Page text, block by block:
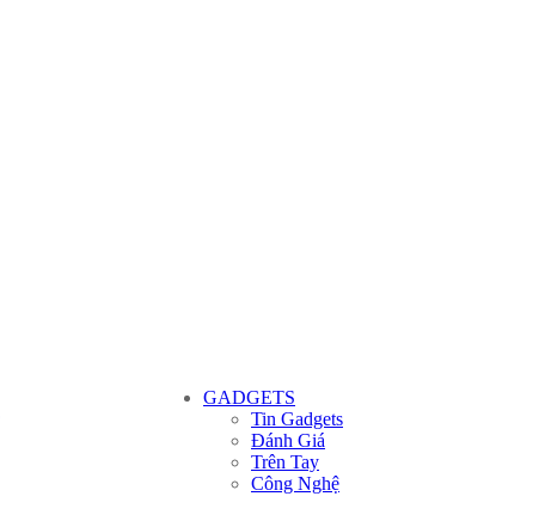
GADGETS
Tin Gadgets
Đánh Giá
Trên Tay
Công Nghệ